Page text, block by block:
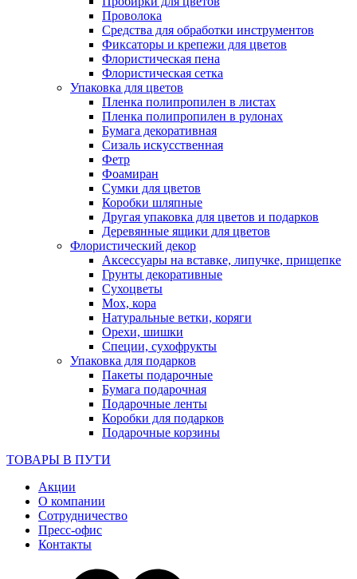
Проволока
Средства для обработки инструментов
Фиксаторы и крепежи для цветов
Флористическая пена
Флористическая сетка
Упаковка для цветов
Пленка полипропилен в листах
Пленка полипропилен в рулонах
Бумага декоративная
Сизаль искусственная
Фетр
Фоамиран
Сумки для цветов
Коробки шляпные
Другая упаковка для цветов и подарков
Деревянные ящики для цветов
Флористический декор
Аксессуары на вставке, липучке, прищепке
Грунты декоративные
Сухоцветы
Мох, кора
Натуральные ветки, коряги
Орехи, шишки
Специи, сухофрукты
Упаковка для подарков
Пакеты подарочные
Бумага подарочная
Подарочные ленты
Коробки для подарков
Подарочные корзины
ТОВАРЫ В ПУТИ
Акции
О компании
Сотрудничество
Пресс-офис
Контакты